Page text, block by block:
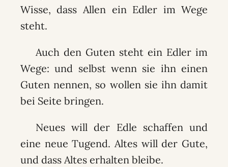
Wisse, dass Allen ein Edler im Wege
steht.
Auch den Guten steht ein Edler im
Wege: und selbst wenn sie ihn einen
Guten nennen, so wollen sie ihn damit
bei Seite bringen.
Neues will der Edle schaffen und
eine neue Tugend. Altes will der Gute,
und dass Altes erhalten bleibe.